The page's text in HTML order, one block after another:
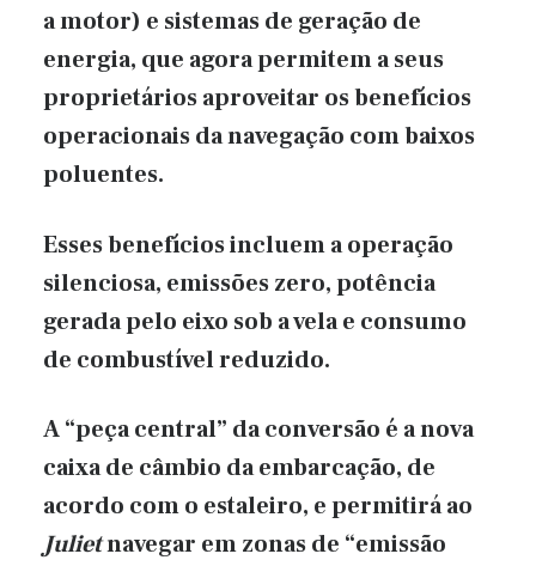
a motor) e sistemas de geração de
energia, que agora permitem a seus
proprietários aproveitar os benefícios
operacionais da navegação com baixos
poluentes.
Esses benefícios incluem a operação
silenciosa, emissões zero, potência
gerada pelo eixo sob a vela e consumo
de combustível reduzido.
A “peça central” da conversão é a nova
caixa de câmbio da embarcação, de
acordo com o estaleiro, e permitirá ao
Julietnavegar em zonas de “emissão